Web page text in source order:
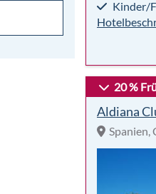
Kinder/
20 %
Aldiana
Spanien,